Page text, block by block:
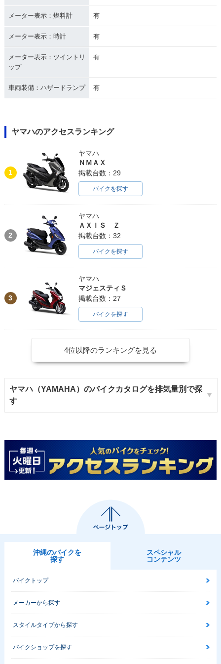
メーター表示：燃料計 有
メーター表示：時計 有
メーター表示：ツイントリ
ップ
有
車両装備：ハザードランプ 有
ヤマハのアクセスランキング
1
ヤマハ
ＮＭＡＸ
掲載台数：29
バイクを探す
2
ヤマハ
ＡＸＩＳ Ｚ
掲載台数：32
バイクを探す
3
ヤマハ
マジェスティＳ
掲載台数：27
バイクを探す
4位以降のランキングを見る
ヤマハ（YAMAHA）のバイクカタログを排気量別で探
す
沖縄のバイクを
探す
スペシャル
コンテンツ
バイクトップ
メーカーから探す
スタイルタイプから探す
バイクショップを探す